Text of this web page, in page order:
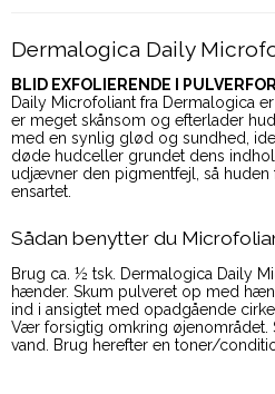
Dermalogica Daily
BLID EXFOLIERENDE I
Daily Microfoliant fra Dermalogica
er meget skånsom og efterlader
med en synlig glød og sundhed,
døde hudceller grundet dens
udjævner den pigmentfejl, så
ensartet.
Sådan benytter du
Brug ca. ½ tsk. Dermalogica Daily
hænder. Skum pulveret op med
ind i ansigtet med opadgående
Vær forsigtig omkring øjenområdet.
vand. Brug herefter en toner/